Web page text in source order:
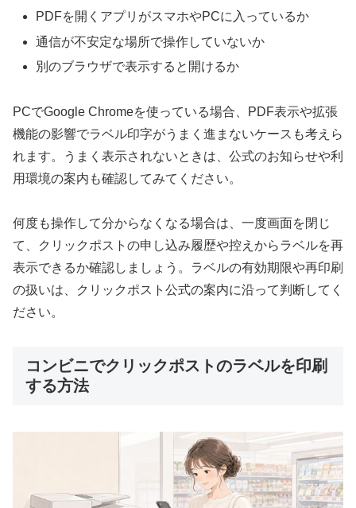
PDFを開くアプリがスマホやPCに入っているか
通信が不安定な場所で操作していないか
別のブラウザで表示すると開けるか
PCでGoogle Chromeを使っている場合、PDF表示や拡張
機能の影響でラベル印字がうまく進まないケースも考えら
れます。うまく表示されないときは、公式のお知らせや利
用環境の案内も確認してみてください。
何度も操作して分からなくなる場合は、一度画面を閉じ
て、クリックポストの申し込み履歴や控えからラベルを再
表示できるか確認しましょう。ラベルの有効期限や再印刷
の扱いは、クリックポスト公式の案内に沿って判断してく
ださい。
コンビニでクリックポストのラベルを印刷
する方法